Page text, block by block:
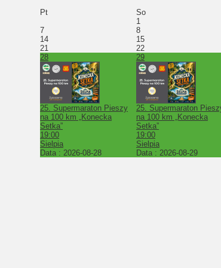
Pt So
1
7 8
14 15
21 22
28
25. Supermaraton Pieszy
na 100 km „Konecka
Setka”
19:00
Sielpia
Data : 2026-08-28
29
25. Supermaraton
na 100 km „Konecka
Setka”
19:00
Sielpia
Data : 2026-08-29